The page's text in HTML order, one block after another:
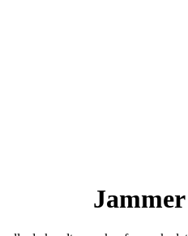
Jammer